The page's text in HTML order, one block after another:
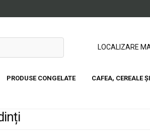
LOCALIZARE
PRODUSE CONGELATE CAFEA, CEREALE